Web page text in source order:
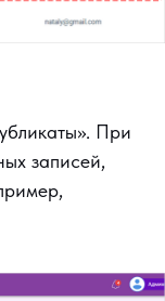
При
записей,